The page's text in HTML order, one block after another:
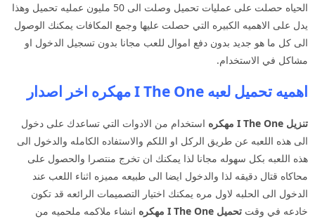
الحياه حصلت على عمليات تحميل وصلت الى 50 مليون عمليه تحميل وهذا
يدل على الاهميه الكبيره التي حصلت عليها وجمع المكافات يمكنك الوصول
الى كل ما هو جديد بدون دفع اموال للعب مجانا بدون تسجيل الدخول او
مشاكل في الاستخدام.
اهميه تحميل لعبه I The One مهكره اخر اصدار
تنزيل I The One مهكره استخدام من الادوات التي تساعدك على دخول
الى هذه اللعبه عن طريق الركل او اللكم والاستفاده الكامله والدخول الى
هذه اللعبه بكل سهوله مجانا لذا يمكنك ان تخرج منتصرا والحصول على
محاكاه قتال دقيقه لذا والدخول ايضا الى طبيعه مميزه اثناء اللعب عند
الدخول الى الحلبه لاول مره يمكنك اختيار التصميمات الرائعه قد تكون
خادعه في وقت تحميل I The One مهكره انشاء ملاكمه ملحميه من